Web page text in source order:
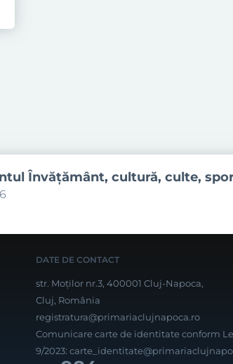
Învăţământ, cultură, culte,
DATE DE CONTACT
str. Moților nr.3, 400001 Cluj-Napoca,
Cluj, România
registratura@primariaclujnapoca.ro
Comunicare carte de identitate conform
9/2023: